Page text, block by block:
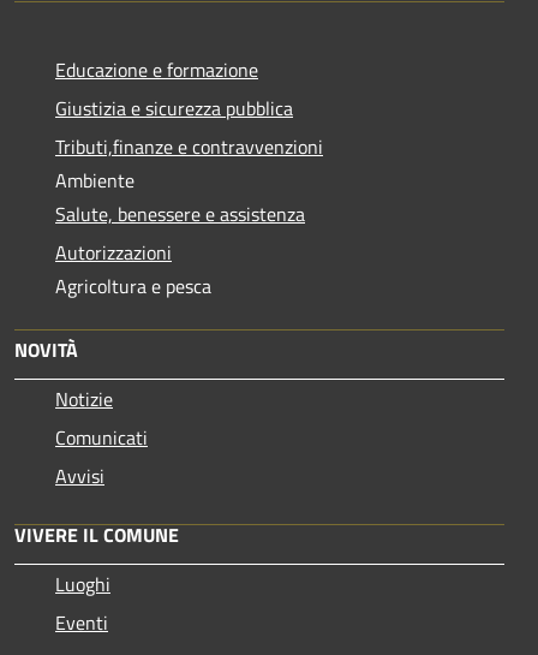
Educazione e formazione
Giustizia e sicurezza pubblica
Tributi,finanze e contravvenzioni
Ambiente
Salute, benessere e assistenza
Autorizzazioni
Agricoltura e pesca
NOVITÀ
Notizie
Comunicati
Avvisi
VIVERE IL COMUNE
Luoghi
Eventi